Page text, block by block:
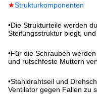
★Strukturkomponenten
•Die Strukturteile werden
Steifungsstruktur biegt,
•Für die Schrauben
und rutschfeste Muttern
•Stahldrahtseil und
Ventilator gegen Fallen zu